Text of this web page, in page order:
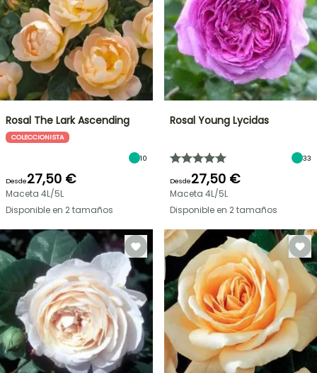
Rosal The Lark Ascending
COLECCIONISTA
10
Desde27,50 €
Maceta 4L/5L
Disponible en 2 tamaños
Rosal Young Lycidas
33
Desde27,50 €
Maceta 4L/5L
Disponible en 2 tamaños